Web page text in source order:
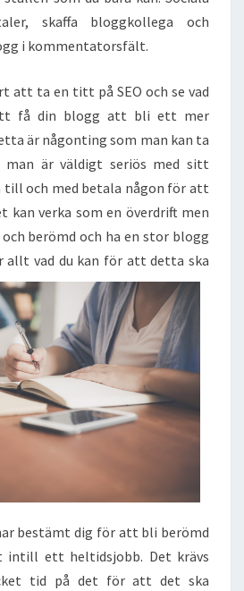
skaffa bloggkollega och
i kommentatorsfält.
att ta en titt på SEO och se vad
få din blogg att bli ett mer
är någonting som man kan ta
man är väldigt seriös med sitt
till och med betala någon för att
kan verka som en överdrift men
berömd och ha en stor blogg
allt vad du kan för att detta ska
bestämt dig för att bli berömd
intill ett heltidsjobb. Det krävs
tid på det för att det ska